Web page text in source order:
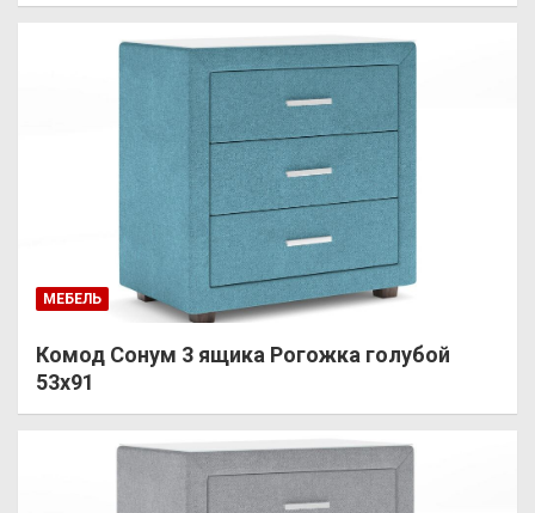
МЕБЕЛЬ
Комод Сонум 3 ящика Рогожка голубой
53х91